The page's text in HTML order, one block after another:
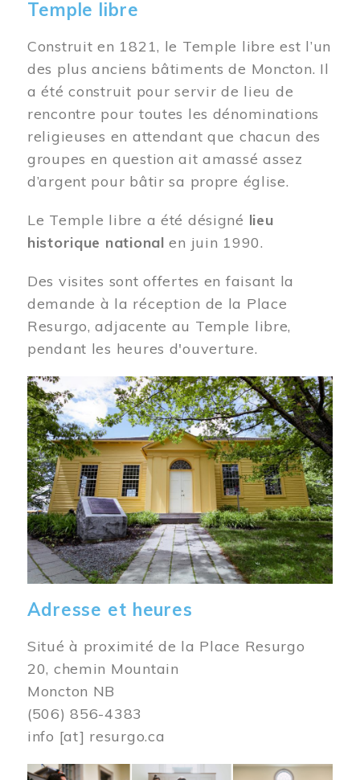
Temple libre
Construit en 1821, le Temple libre est l’un
des plus anciens bâtiments de Moncton. Il
a été construit pour servir de lieu de
rencontre pour toutes les dénominations
religieuses en attendant que chacun des
groupes en question ait amassé assez
d’argent pour bâtir sa propre église.
Le Temple libre a été désigné lieu
historique national en juin 1990.
Des visites sont offertes en faisant la
demande à la réception de la Place
Resurgo, adjacente au Temple libre,
pendant les heures d'ouverture.
Image
Adresse et heures
Situé à proximité de la Place Resurgo
20, chemin Mountain
Moncton NB
(506) 856-4383
info [at] resurgo.ca
Image